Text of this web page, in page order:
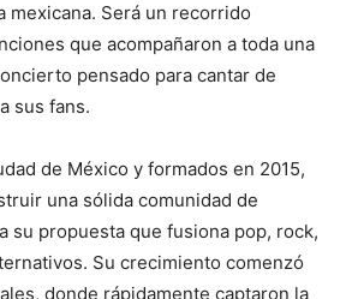
mexicana. Será un recorrido
que acompañaron a toda una
pensado para cantar de
sus fans.
de México y formados en 2015,
una sólida comunidad de
su propuesta que fusiona pop, rock,
Su crecimiento comenzó
donde rápidamente captaron la